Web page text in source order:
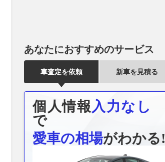
あなたにおすすめのサービス
車査定を依頼 新車を見積る
個人情報 入力なし
で
愛車の相場がわかる!